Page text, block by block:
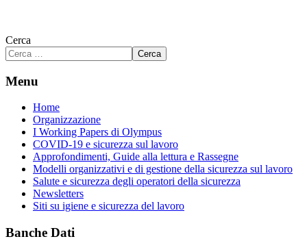
Cerca
Cerca
Menu
Home
Organizzazione
I Working Papers di Olympus
COVID-19 e sicurezza sul lavoro
Approfondimenti, Guide alla lettura e Rassegne
Modelli organizzativi e di gestione della sicurezza sul lavoro
Salute e sicurezza degli operatori della sicurezza
Newsletters
Siti su igiene e sicurezza del lavoro
Banche Dati